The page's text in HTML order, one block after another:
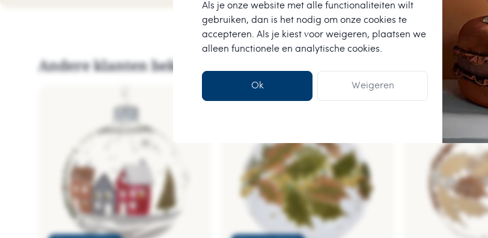
Als je onze website met alle functionaliteiten wilt
gebruiken, dan is het nodig om onze cookies te
accepteren. Als je kiest voor weigeren, plaatsen we
alleen functionele en analytische cookies.
Ok Weigeren
Andere klanten bekeken ook deze vergelijkbare producten